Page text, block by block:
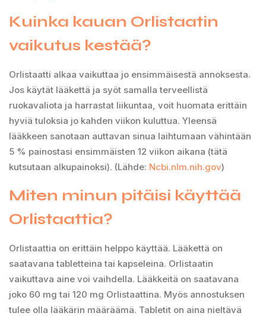
Kuinka kauan Orlistaatin
vaikutus kestää?
Orlistaatti alkaa vaikuttaa jo ensimmäisestä annoksesta.
Jos käytät lääkettä ja syöt samalla terveellistä
ruokavaliota ja harrastat liikuntaa, voit huomata erittäin
hyviä tuloksia jo kahden viikon kuluttua. Yleensä
lääkkeen sanotaan auttavan sinua laihtumaan vähintään
5 % painostasi ensimmäisten 12 viikon aikana (tätä
kutsutaan alkupainoksi). (Lähde: Ncbi.nlm.nih.gov)
Miten minun pitäisi käyttää
Orlistaattia?
Orlistaattia on erittäin helppo käyttää. Lääkettä on
saatavana tabletteina tai kapseleina. Orlistaatin
vaikuttava aine voi vaihdella. Lääkkeitä on saatavana
joko 60 mg tai 120 mg Orlistaattina. Myös annostuksen
tulee olla lääkärin määräämä. Tabletit on aina nieltävä